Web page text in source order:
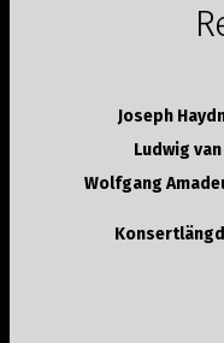
Joseph
Ludwig
Wolfgang
Konsertlängd